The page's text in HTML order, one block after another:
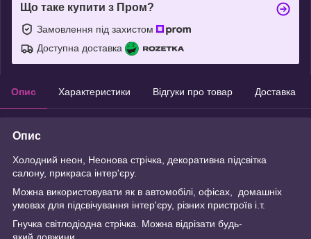
Що таке купити з Пром?
Замовлення під захистом
Доступна доставка
Опис Характеристики Відгуки про товар Доставка
Опис
Холодний неон, Неонова стрічка, декоративна підсвітка
салону, прикраса інтер'єру.
Можна використовувати як в автомобілі, офісах, домашніх
умовах для підсвічування інтер'єру, різних пристроїв і.т.
Гнучка світлодіодна стрічка. Можна відрізати будь-
який довжини.